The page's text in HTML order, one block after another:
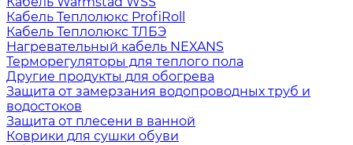
Кабель Теплолюкс ProfiRoll
Кабель Теплолюкс ТЛБЭ
Нагревательный кабель NEXANS
Терморегуляторы для теплого пола
Другие продукты для обогрева
Защита от замерзания водопроводных труб и
водостоков
Защита от плесени в ванной
Коврики для сушки обуви